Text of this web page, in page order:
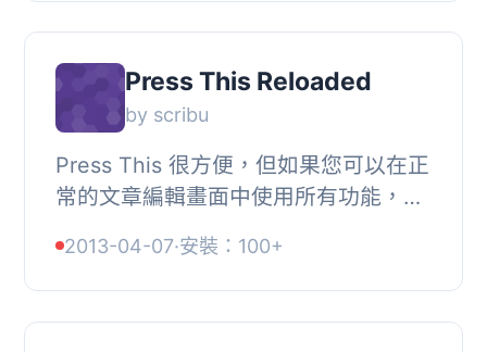
Press This Reloaded
by scribu
Press This 很方便，但如果您可以在正
常的文章編輯畫面中使用所有功能，那
取所有元資料，而不僅僅是分類和標
籤。, 此外，...
2013-04-07·安裝：100+